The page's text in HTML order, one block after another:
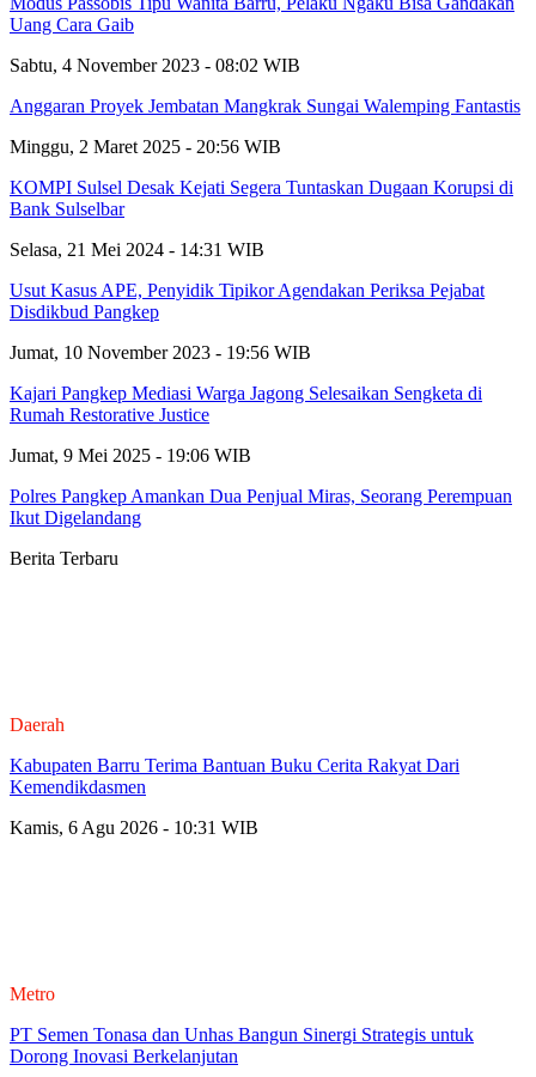
Uang Cara Gaib
Sabtu, 4 November 2023 - 08:02 WIB
Anggaran Proyek Jembatan Mangkrak Sungai Walemping Fantastis
Minggu, 2 Maret 2025 - 20:56 WIB
KOMPI Sulsel Desak Kejati Segera Tuntaskan Dugaan Korupsi di
Bank Sulselbar
Selasa, 21 Mei 2024 - 14:31 WIB
Usut Kasus APE, Penyidik Tipikor Agendakan Periksa Pejabat
Disdikbud Pangkep
Jumat, 10 November 2023 - 19:56 WIB
Kajari Pangkep Mediasi Warga Jagong Selesaikan Sengketa di
Rumah Restorative Justice
Jumat, 9 Mei 2025 - 19:06 WIB
Polres Pangkep Amankan Dua Penjual Miras, Seorang Perempuan
Ikut Digelandang
Berita Terbaru
Daerah
Kabupaten Barru Terima Bantuan Buku Cerita Rakyat Dari
Kemendikdasmen
Kamis, 6 Agu 2026 - 10:31 WIB
Metro
PT Semen Tonasa dan Unhas Bangun Sinergi Strategis untuk
Dorong Inovasi Berkelanjutan